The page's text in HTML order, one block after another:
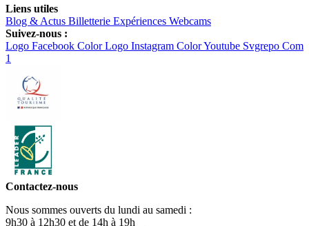
Liens utiles
Blog & Actus Billetterie Expériences Webcams
Suivez-nous :
Logo Facebook Color Logo Instagram ColorYoutube Svgrepo Com
1
Contactez-nous
Nous sommes ouverts du lundi au samedi :
9h30 à 12h30 et de 14h à 19h